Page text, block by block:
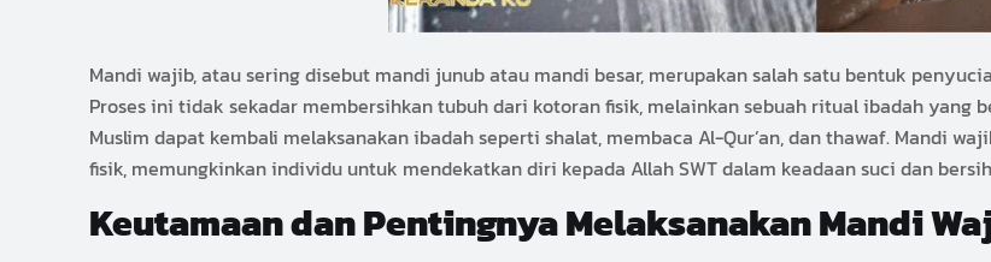
Mandi wajib, atau sering disebut mandi junub atau mandi besar, merupakan salah satu bentuk
Proses ini tidak sekadar membersihkan tubuh dari kotoran fisik, melainkan sebuah ritual ibadah yang
Muslim dapat kembali melaksanakan ibadah seperti shalat, membaca Al-Qur’an, dan thawaf. Mandi
fisik, memungkinkan individu untuk mendekatkan diri kepada Allah SWT dalam keadaan suci dan
Keutamaan dan Pentingnya Melaksanakan Mandi